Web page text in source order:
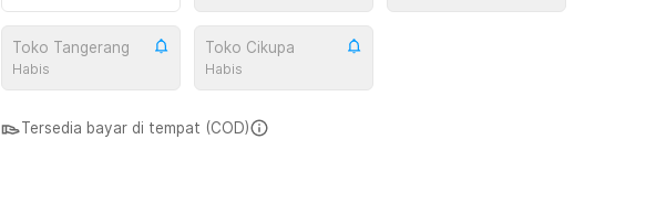
Toko Tangerang
Habis
Toko Cikupa
Habis
Tersedia bayar di tempat (COD)